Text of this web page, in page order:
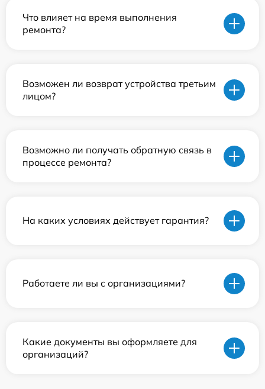
Что влияет на время выполнения
ремонта?
Возможен ли возврат устройства третьим
лицом?
Возможно ли получать обратную связь в
процессе ремонта?
На каких условиях действует гарантия?
Работаете ли вы с организациями?
Какие документы вы оформляете для
организаций?